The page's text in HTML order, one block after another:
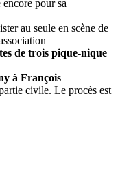
pour sa
au seule en scène de
de trois pique-nique
à François
civile. Le procès est